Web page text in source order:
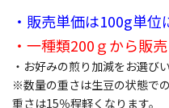
・販売単価は100g単位
・一種類200ｇから販
・お好みの煎り加減をお選び
※数量の重さは生豆の状態で
重さは15％程軽くなります。